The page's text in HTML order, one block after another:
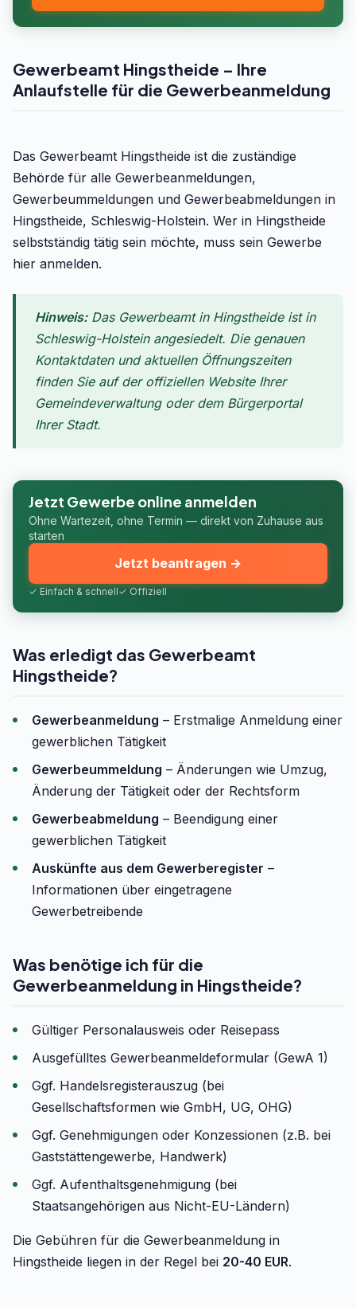
Gewerbeamt Hingstheide – Ihre
Anlaufstelle für die Gewerbeanmeldung
Das Gewerbeamt Hingstheide ist die zuständige
Behörde für alle Gewerbeanmeldungen,
Gewerbeummeldungen und Gewerbeabmeldungen in
Hingstheide, Schleswig-Holstein. Wer in Hingstheide
selbstständig tätig sein möchte, muss sein Gewerbe
hier anmelden.
Hinweis:Das Gewerbeamt in Hingstheide ist in
Schleswig-Holstein angesiedelt. Die genauen
Kontaktdaten und aktuellen Öffnungszeiten
finden Sie auf der offiziellen Website Ihrer
Gemeindeverwaltung oder dem Bürgerportal
Ihrer Stadt.
Jetzt Gewerbe online anmelden
Ohne Wartezeit, ohne Termin — direkt von Zuhause aus
starten
✓ Einfach & schnell✓ Offiziell
Jetzt beantragen →
Was erledigt das Gewerbeamt
Hingstheide?
Gewerbeanmeldung – Erstmalige Anmeldung einer
gewerblichen Tätigkeit
Gewerbeummeldung – Änderungen wie Umzug,
Änderung der Tätigkeit oder der Rechtsform
Gewerbeabmeldung – Beendigung einer
gewerblichen Tätigkeit
Auskünfte aus dem Gewerberegister –
Informationen über eingetragene
Gewerbetreibende
Was benötige ich für die
Gewerbeanmeldung in Hingstheide?
Gültiger Personalausweis oder Reisepass
Ausgefülltes Gewerbeanmeldeformular (GewA 1)
Ggf. Handelsregisterauszug (bei
Gesellschaftsformen wie GmbH, UG, OHG)
Ggf. Genehmigungen oder Konzessionen (z.B. bei
Gaststättengewerbe, Handwerk)
Ggf. Aufenthaltsgenehmigung (bei
Staatsangehörigen aus Nicht-EU-Ländern)
Die Gebühren für die Gewerbeanmeldung in
Hingstheide liegen in der Regel bei 20-40 EUR.